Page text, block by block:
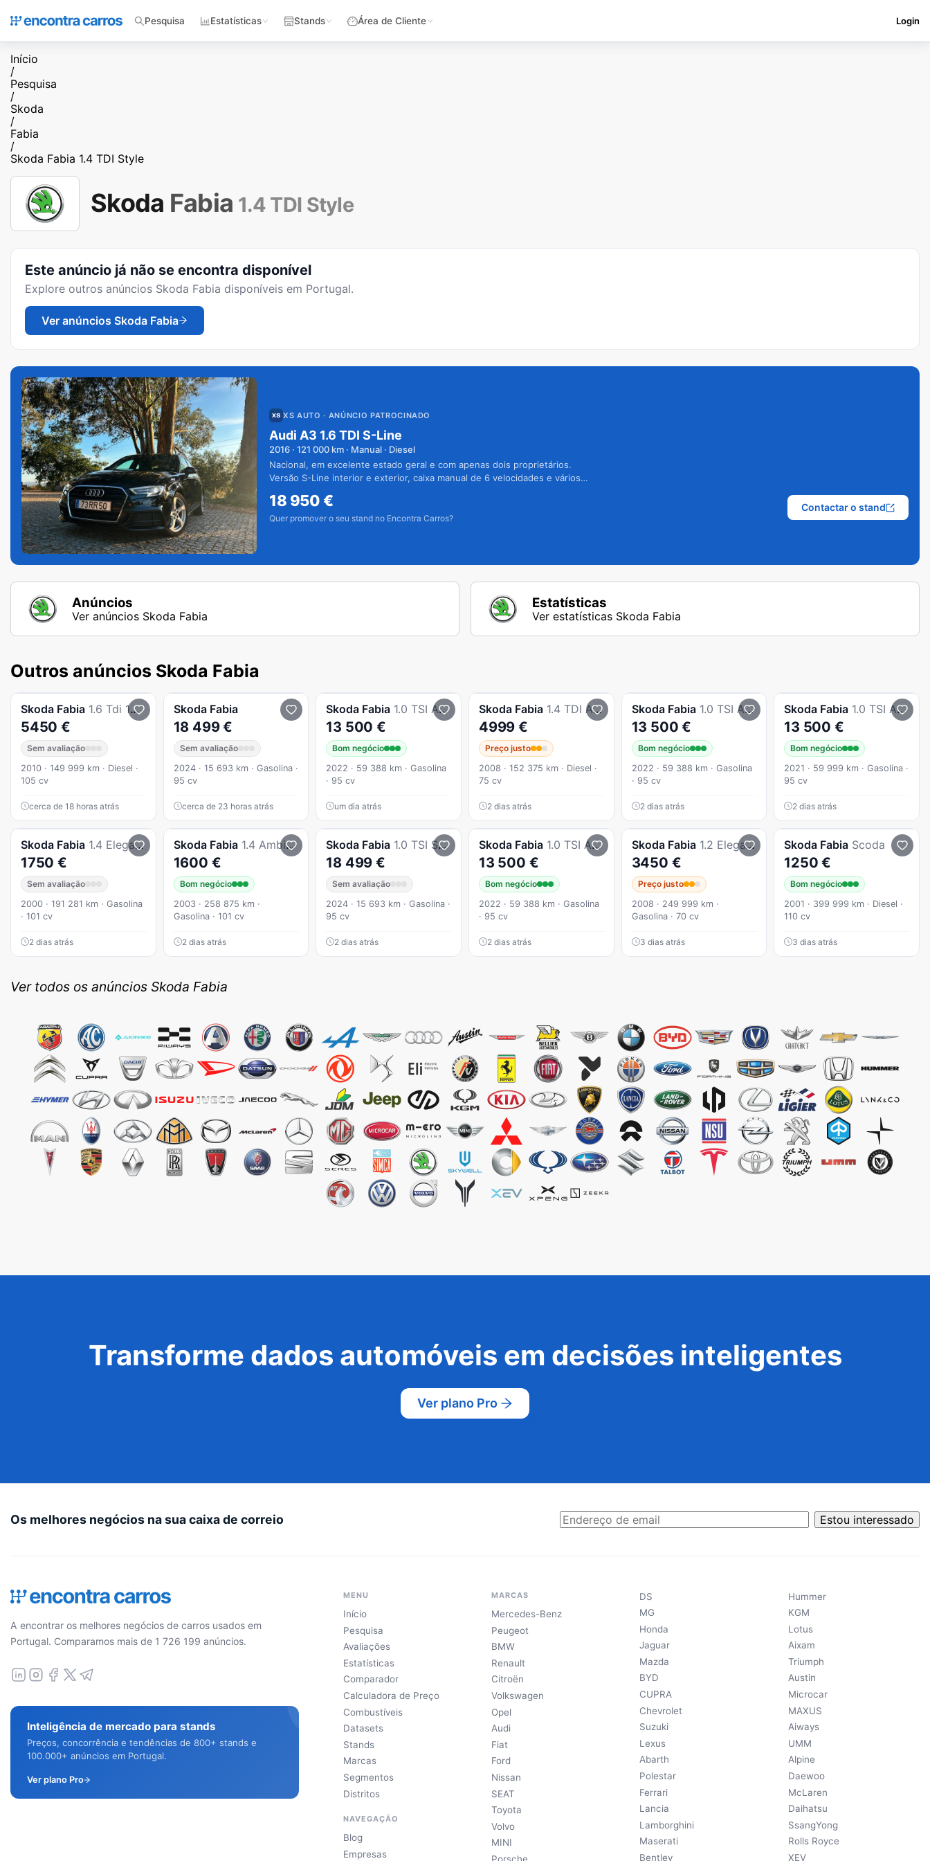
Pesquisa Estatísticas Stands Área de Cliente Login
Início
/
Pesquisa
/
Skoda
/
Fabia
/
Skoda Fabia 1.4 TDI Style
Skoda Fabia 1.4 TDI Style
Este anúncio já não se encontra disponível
Explore outros anúncios Skoda Fabia disponíveis em Portugal.
Ver anúncios Skoda Fabia
XS AUTO · ANÚNCIO PATROCINADO
Audi A3 1.6 TDI S-Line
2016 · 121 000 km · Manual · Diesel
Nacional, em excelente estado geral e com apenas dois proprietários.
Versão S-Line interior e exterior, caixa manual de 6 velocidades e vários
18 950€
Quer promover o seu stand no Encontra Carros?
Contactar o stand
Anúncios
Ver anúncios Skoda Fabia
Estatísticas
Ver estatísticas Skoda Fabia
Outros anúncios Skoda Fabia
Skoda Fabia 1.6 Tdi 105cv
5450 €
Sem avaliação
2010 · 149 999 km · Diesel ·
105 cv
cerca de 18 horas atrás
Skoda Fabia
18 499 €
Sem avaliação
2024 · 15 693 km · Gasolina ·
95 cv
cerca de 23 horas atrás
Skoda Fabia 1.0 TSI Ambition
13 500 €
Bom negócio
2022 · 59 388 km · Gasolina
· 95 cv
um dia atrás
Skoda Fabia 1.4 TDI Ambiente
4999 €
Preço justo
2008 · 152 375 km · Diesel ·
75 cv
2 dias atrás
Skoda Fabia 1.0 TSI AMBITION Break
13 500 €
Bom negócio
2022 · 59 388 km · Gasolina
· 95 cv
2 dias atrás
Skoda Fabia 1.0 TSI Ambition
13 500 €
Bom negócio
2021 · 59 999 km · Gasolina ·
95 cv
2 dias atrás
Skoda Fabia 1.4 Elegance AR8
1750 €
Sem avaliação
2000 · 191 281 km · Gasolina
· 101 cv
2 dias atrás
Skoda Fabia 1.4 Ambiente
1600 €
Bom negócio
2003 · 258 875 km ·
Gasolina · 101 cv
2 dias atrás
Skoda Fabia 1.0 TSI Selection
18 499 €
Sem avaliação
2024 · 15 693 km · Gasolina ·
95 cv
2 dias atrás
Skoda Fabia 1.0 TSI Ambition
13 500 €
Bom negócio
2022 · 59 388 km · Gasolina
· 95 cv
2 dias atrás
Skoda Fabia 1.2 Elegance
3450 €
Preço justo
2008 · 249 999 km ·
Gasolina · 70 cv
3 dias atrás
Skoda Fabia Scoda
1250 €
Bom negócio
2001 · 399 999 km · Diesel ·
110 cv
3 dias atrás
Ver todos os anúncios Skoda Fabia
Transforme dados automóveis em decisões inteligentes
Ver plano Pro
Os melhores negócios na sua caixa de correio Estou interessado
A encontrar os melhores negócios de carros usados em
Portugal. Comparamos mais de 1 726 199 anúncios.
Inteligência de mercado para stands
Preços, concorrência e tendências de 800+ stands e
100.000+ anúncios em Portugal.
Ver plano Pro
MENU
Início
Pesquisa
Avaliações
Estatísticas
Comparador
Calculadora de Preço
Combustíveis
Datasets
Stands
Marcas
Segmentos
Distritos
NAVEGAÇÃO
Blog
Empresas
MARCAS
Mercedes-Benz
Peugeot
BMW
Renault
Citroën
Volkswagen
Opel
Audi
Fiat
Ford
Nissan
SEAT
Toyota
Volvo
MINI
DS
MG
Honda
Jaguar
Mazda
BYD
CUPRA
Chevrolet
Suzuki
Lexus
Abarth
Polestar
Ferrari
Lancia
Lamborghini
Maserati
Bentley
Hummer
KGM
Lotus
Aixam
Triumph
Austin
Microcar
MAXUS
Aiways
UMM
Alpine
Daewoo
McLaren
Daihatsu
SsangYong
Rolls Royce
XEV